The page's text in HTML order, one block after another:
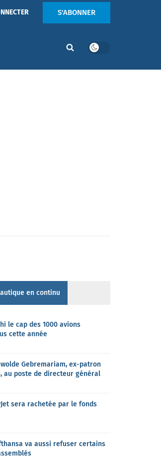
S'ABONNER
en continu
le cap des 1000 avions
cette année
Gebremariam, ex-patron
au poste de directeur général
sera rachetée par le fonds
va aussi refuser certains